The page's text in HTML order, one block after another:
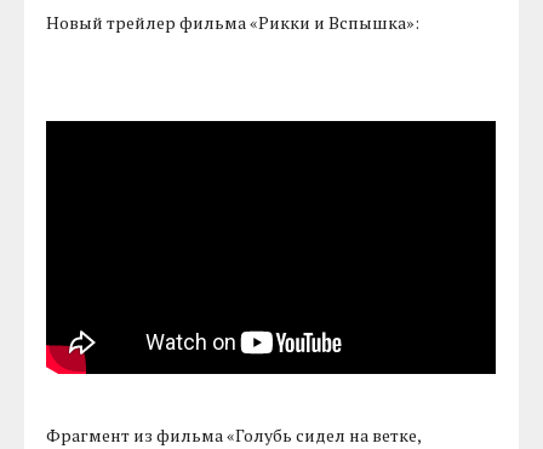
Новый трейлер фильма «Рикки и Вспышка»:
Фрагмент из фильма «Голубь сидел на ветке,